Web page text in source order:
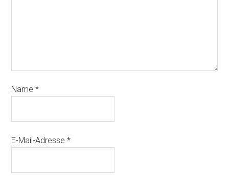
Name*
E-Mail-Adresse*